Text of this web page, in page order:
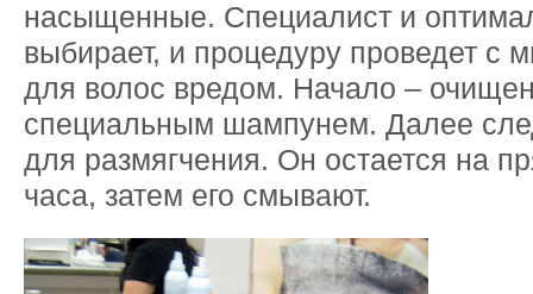
насыщенные. Специалист и
выбирает, и процедуру проведет с
для волос вредом. Начало –
специальным шампунем. Далее
для размягчения. Он остается на
часа, затем его смывают.